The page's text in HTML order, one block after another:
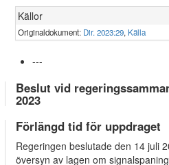
Källor
Originaldokument: Dir. 2023:29, Källa
---
Beslut vid
2023
Förlängd tid för uppdraget
Regeringen beslutade den 14 juli
översyn av lagen om